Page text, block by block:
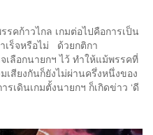
คก้าวไกล เกมต่อไปคือการเป็น
เร็จหรือไม่ ด้วยกติกา
ลือกนายกฯ ไว้ ทำให้แม้พรรคที่
เสียงกันก็ยังไม่ผ่านครึ่งหนึ่งของ
เดินเกมตั้งนายกฯ ก็เกิดข่าว ‘ดี